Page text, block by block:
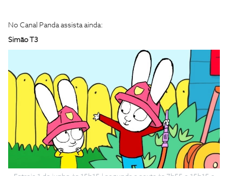
No Canal Panda assista ainda:
Simão T3